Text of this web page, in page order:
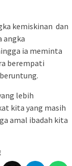
kemiskinan dan
angka
ia meminta
berempati
lebih
kita yang masih
amal ibadah kita